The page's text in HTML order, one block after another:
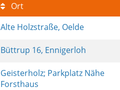
Ort
Alte Holzstraße, Oelde
Büttrup 16, Ennigerloh
Geisterholz; Parkplatz Nähe
Forsthaus